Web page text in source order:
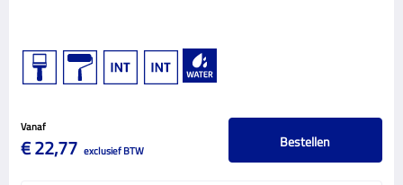
Vanaf
€ 22,77 exclusief BTW Bestellen